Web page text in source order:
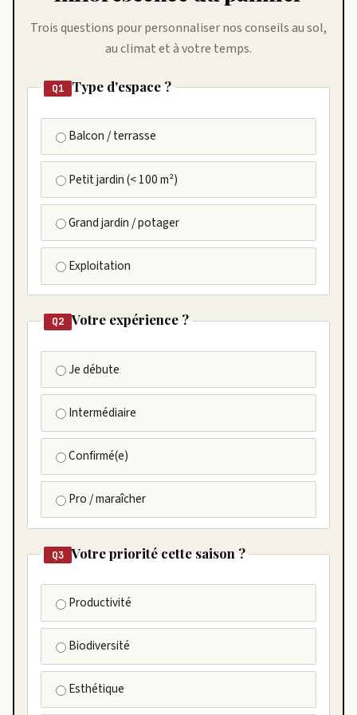
Trois questions pour personnaliser nos conseils au sol,
au climat et à votre temps.
Q1 Type d'espace ?
Balcon / terrasse
Petit jardin (< 100 m²)
Grand jardin / potager
Exploitation
Q2 Votre expérience ?
Je débute
Intermédiaire
Confirmé(e)
Pro / maraîcher
Q3 Votre priorité cette saison ?
Productivité
Biodiversité
Esthétique